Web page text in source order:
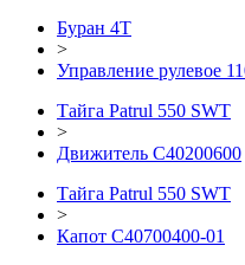
Буран 4Т
>
Управление рулевое
Тайга Patrul 550 SWT
>
Движитель C40200600
Тайга Patrul 550 SWT
>
Капот С40700400-01